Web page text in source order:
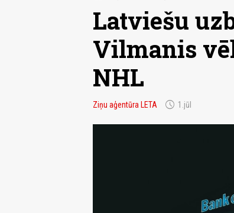
Latviešu
Vilmanis
NHL
Ziņu aģentūra LETA schedule 1.jūl